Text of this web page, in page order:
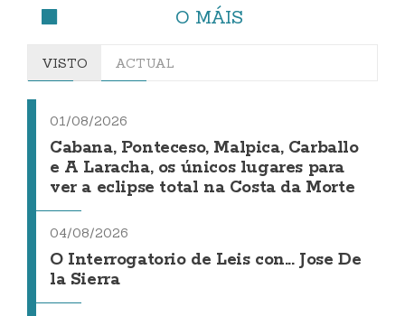
O MÁIS
VISTO ACTUAL
01/08/2026
Cabana, Ponteceso, Malpica, Carballo
e A Laracha, os únicos lugares para
ver a eclipse total na Costa da Morte
04/08/2026
O Interrogatorio de Leis con... Jose De
la Sierra